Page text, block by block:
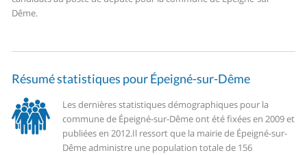
Dême.
Résumé statistiques pour Épeigné-sur-Dême
Les dernières statistiques démographiques pour la
commune de Épeigné-sur-Dême ont été fixées en 2009 et
publiées en 2012.Il ressort que la mairie de Épeigné-sur-
Dême administre une population totale de 156